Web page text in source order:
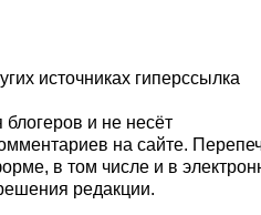
источниках гиперссылка
блогеров и не несёт
на сайте.
в том числе и в
редакции.